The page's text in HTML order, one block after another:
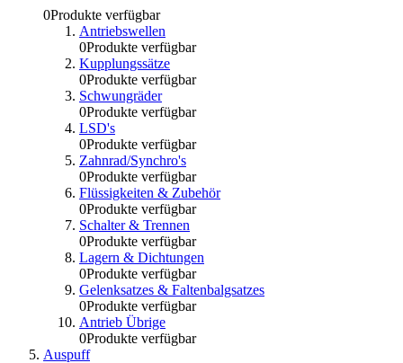
0Produkte verfügbar
Antriebswellen
0Produkte verfügbar
Kupplungssätze
0Produkte verfügbar
Schwungräder
0Produkte verfügbar
LSD's
0Produkte verfügbar
Zahnrad/Synchro's
0Produkte verfügbar
Flüssigkeiten & Zubehör
0Produkte verfügbar
Schalter & Trennen
0Produkte verfügbar
Lagern & Dichtungen
0Produkte verfügbar
Gelenksatzes & Faltenbalgsatzes
0Produkte verfügbar
Antrieb Übrige
0Produkte verfügbar
Auspuff